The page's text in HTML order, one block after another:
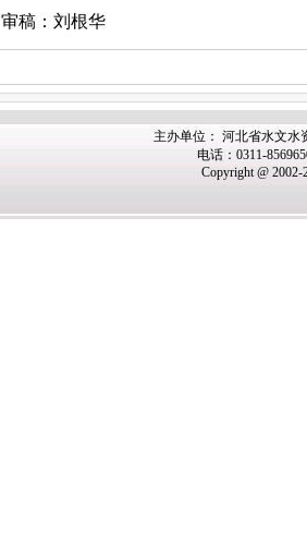
审稿：刘根华
主办单位： 河北省水文水
电话：0311-
Copyright @ 2002-